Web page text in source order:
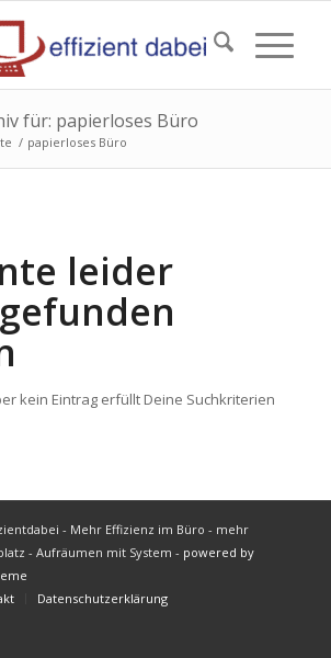
für: papierloses Büro
/ papierloses Büro
leider
kein Eintrag erfüllt Deine Suchkriterien
- Mehr Effizienz im Büro - mehr
- Aufräumen mit System - powered by
Datenschutzerklärung